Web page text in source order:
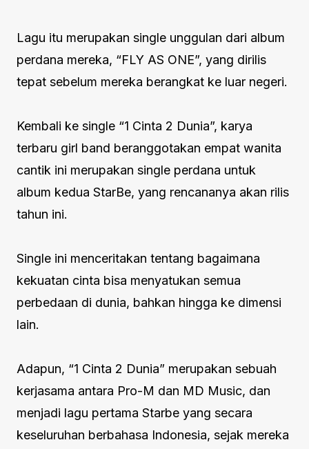
Lagu itu merupakan single unggulan dari album
perdana mereka, “FLY AS ONE”, yang dirilis
tepat sebelum mereka berangkat ke luar negeri.
Kembali ke single “1 Cinta 2 Dunia”, karya
terbaru girl band beranggotakan empat wanita
cantik ini merupakan single perdana untuk
album kedua StarBe, yang rencananya akan rilis
tahun ini.
Single ini menceritakan tentang bagaimana
kekuatan cinta bisa menyatukan semua
perbedaan di dunia, bahkan hingga ke dimensi
lain.
Adapun, “1 Cinta 2 Dunia” merupakan sebuah
kerjasama antara Pro-M dan MD Music, dan
menjadi lagu pertama Starbe yang secara
keseluruhan berbahasa Indonesia, sejak mereka